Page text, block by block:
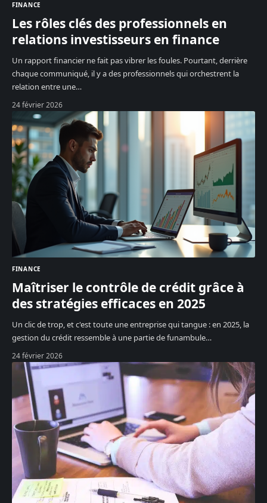
FINANCE
Les rôles clés des professionnels en
relations investisseurs en finance
Un rapport financier ne fait pas vibrer les foules. Pourtant, derrière
chaque communiqué, il y a des professionnels qui orchestrent la
relation entre une…
24 février 2026
FINANCE
Maîtriser le contrôle de crédit grâce à
des stratégies efficaces en 2025
Un clic de trop, et c'est toute une entreprise qui tangue : en 2025, la
gestion du crédit ressemble à une partie de funambule…
24 février 2026